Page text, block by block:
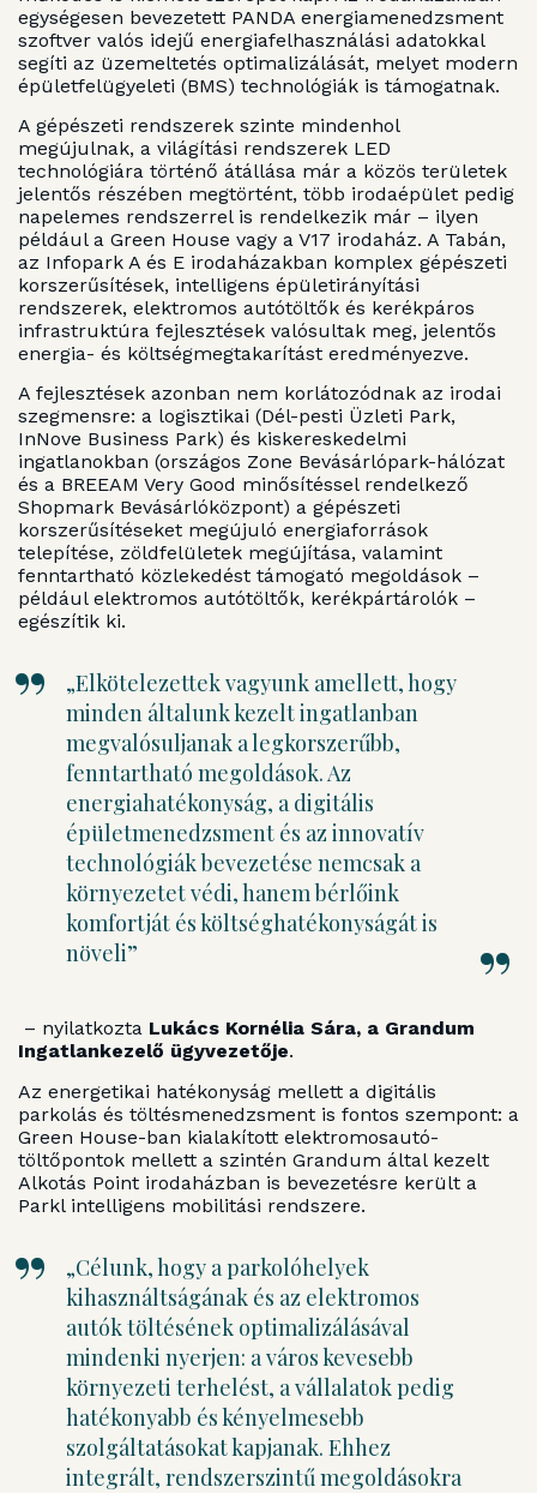
egységesen bevezetett PANDA energiamenedzsment
szoftver valós idejű energiafelhasználási adatokkal
segíti az üzemeltetés optimalizálását, melyet modern
épületfelügyeleti (BMS) technológiák is támogatnak.
A gépészeti rendszerek szinte mindenhol
megújulnak, a világítási rendszerek LED
technológiára történő átállása már a közös területek
jelentős részében megtörtént, több irodaépület pedig
napelemes rendszerrel is rendelkezik már – ilyen
például a Green House vagy a V17 irodaház. A Tabán,
az Infopark A és E irodaházakban komplex gépészeti
korszerűsítések, intelligens épületirányítási
rendszerek, elektromos autótöltők és kerékpáros
infrastruktúra fejlesztések valósultak meg, jelentős
energia- és költségmegtakarítást eredményezve.
A fejlesztések azonban nem korlátozódnak az irodai
szegmensre: a logisztikai (Dél-pesti Üzleti Park,
InNove Business Park) és kiskereskedelmi
ingatlanokban (országos Zone Bevásárlópark-hálózat
és a BREEAM Very Good minősítéssel rendelkező
Shopmark Bevásárlóközpont) a gépészeti
korszerűsítéseket megújuló energiaforrások
telepítése, zöldfelületek megújítása, valamint
fenntartható közlekedést támogató megoldások –
például elektromos autótöltők, kerékpártárolók –
egészítik ki.
„Elkötelezettek vagyunk amellett, hogy
minden általunk kezelt ingatlanban
megvalósuljanak a legkorszerűbb,
fenntartható megoldások. Az
energiahatékonyság, a digitális
épületmenedzsment és az innovatív
technológiák bevezetése nemcsak a
környezetet védi, hanem bérlőink
komfortját és költséghatékonyságát is
növeli”
– nyilatkozta Lukács Kornélia Sára, a Grandum
Ingatlankezelő ügyvezetője.
Az energetikai hatékonyság mellett a digitális
parkolás és töltésmenedzsment is fontos szempont: a
Green House-ban kialakított elektromosautó-
töltőpontok mellett a szintén Grandum által kezelt
Alkotás Point irodaházban is bevezetésre került a
Parkl intelligens mobilitási rendszere.
„Célunk, hogy a parkolóhelyek
kihasználtságának és az elektromos
autók töltésének optimalizálásával
mindenki nyerjen: a város kevesebb
környezeti terhelést, a vállalatok pedig
hatékonyabb és kényelmesebb
szolgáltatásokat kapjanak. Ehhez
integrált, rendszerszintű megoldásokra